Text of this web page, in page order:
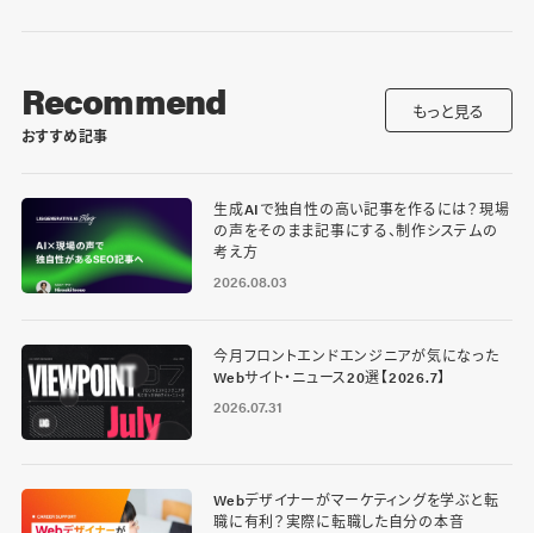
Recommend
おすすめ記事
もっと見る
生成AIで独自性の高い記事を作るには？現場
の声をそのまま記事にする、制作システムの
考え方
2026.08.03
今月フロントエンドエンジニアが気になった
Webサイト・ニュース20選【2026.7】
2026.07.31
Webデザイナーがマーケティングを学ぶと転
職に有利？実際に転職した自分の本音